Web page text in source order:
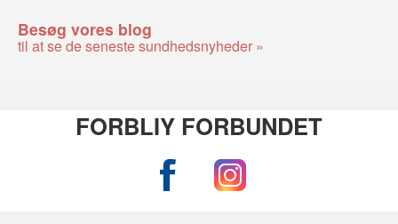
Besøg vores blog
til at se de seneste sundhedsnyheder »
FORBLIY FORBUNDET